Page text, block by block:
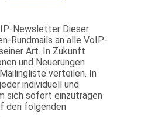
Newsletter Dieser
Rundmails an alle VoIP-
Art. In Zukunft
und Neuerungen
verteilen. In
individuell und
sich sofort einzutragen
den folgenden